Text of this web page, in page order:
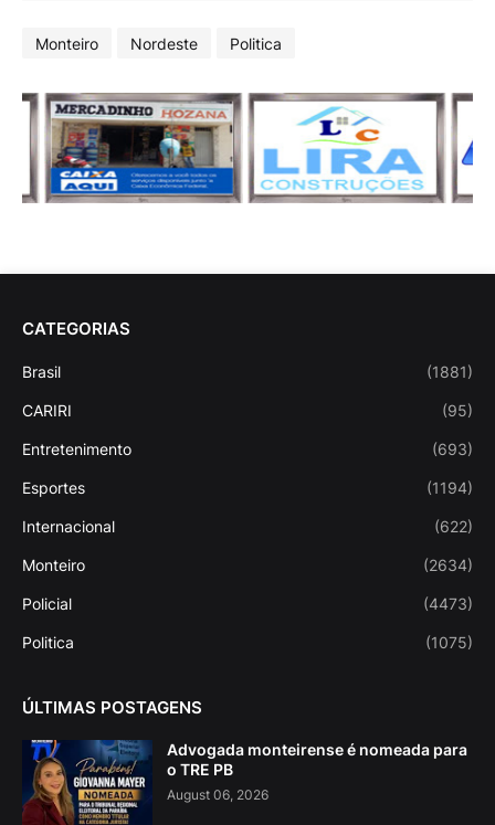
Monteiro Nordeste Politica
CATEGORIAS
Brasil (1881)
CARIRI (95)
Entretenimento (693)
Esportes (1194)
Internacional (622)
Monteiro (2634)
Policial (4473)
Politica (1075)
ÚLTIMAS POSTAGENS
Advogada monteirense é nomeada para
o TRE PB
August 06, 2026